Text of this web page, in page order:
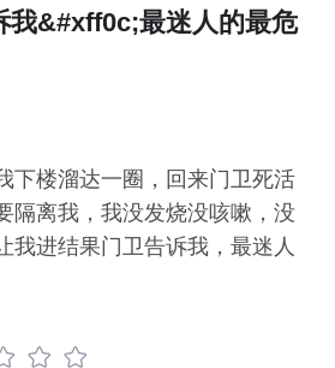
我&#xff0c;最迷人的最危
下楼溜达一圈，回来门卫死活
隔离我，我没发烧没咳嗽，没
我进结果门卫告诉我，最迷人